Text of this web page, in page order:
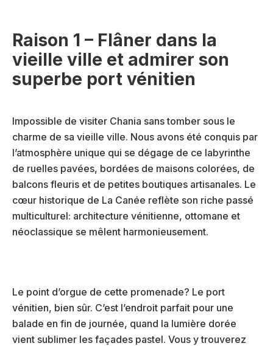
Raison 1 – Flâner dans la
vieille ville et admirer son
superbe port vénitien
Impossible de visiter Chania sans tomber sous le
charme de sa vieille ville. Nous avons été conquis par
l’atmosphère unique qui se dégage de ce labyrinthe
de ruelles pavées, bordées de maisons colorées, de
balcons fleuris et de petites boutiques artisanales. Le
cœur historique de La Canée reflète son riche passé
multiculturel: architecture vénitienne, ottomane et
néoclassique se mêlent harmonieusement.
Le point d’orgue de cette promenade? Le port
vénitien, bien sûr. C’est l’endroit parfait pour une
balade en fin de journée, quand la lumière dorée
vient sublimer les façades pastel. Vous y trouverez